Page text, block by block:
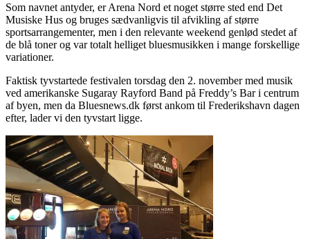
Som navnet antyder, er Arena Nord et noget større sted end Det
Musiske Hus og bruges sædvanligvis til afvikling af større
sportsarrangementer, men i den relevante weekend genlød stedet af
de blå toner og var totalt helliget bluesmusikken i mange forskellige
variationer.
Faktisk tyvstartede festivalen torsdag den 2. november med musik
ved amerikanske Sugaray Rayford Band på Freddy’s Bar i centrum
af byen, men da Bluesnews.dk først ankom til Frederikshavn dagen
efter, lader vi den tyvstart ligge.